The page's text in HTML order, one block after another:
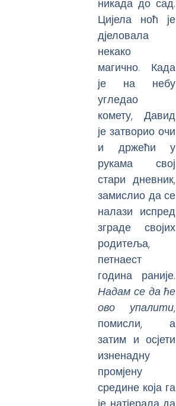
никада до сад.
Цијела ноћ је
дјеловала
некако
магично. Када
је на небу
угледао
комету, Давид
је затворио очи
и држећи у
рукама свој
стари дневник,
замислио да се
налази испред
зграде својих
родитеља,
петнаест
година раније.
Надам се да ће
ово упалити,
помисли, а
затим и осјети
изненадну
промјену
средине која га